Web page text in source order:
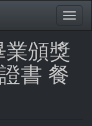
頒獎
書 餐